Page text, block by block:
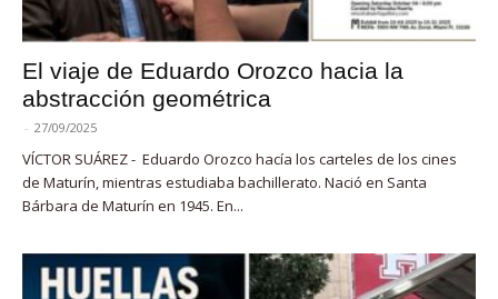
El viaje de Eduardo Orozco hacia la
abstracción geométrica
- 27/09/2025
VÍCTOR SUÁREZ - Eduardo Orozco hacía los carteles de los cines
de Maturín, mientras estudiaba bachillerato. Nació en Santa
Bárbara de Maturín en 1945. En...